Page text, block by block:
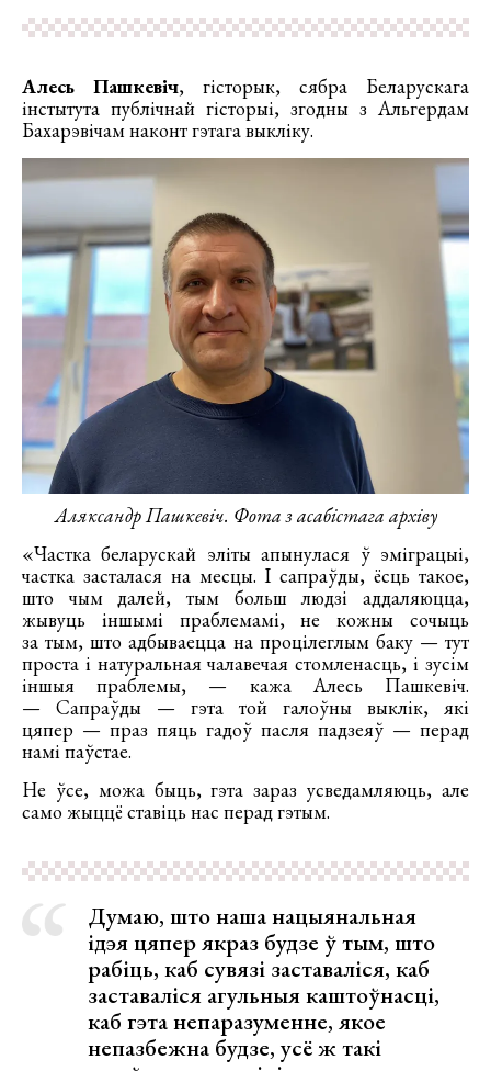
Алесь Пашкевіч, гісторык, сябра Беларускага
інстытута публічнай гісторыі, згодны з Альгердам
Бахарэвічам наконт гэтага выкліку.
Аляксандр Пашкевіч. Фота з асабістага архіву
«Частка беларускай эліты апынулася ў эміграцыі,
частка засталася на месцы. І сапраўды, ёсць такое,
што чым далей, тым больш людзі аддаляюцца,
жывуць іншымі праблемамі, не кожны сочыць
за тым, што адбываецца на процілеглым баку — тут
проста і натуральная чалавечая стомленасць, і зусім
іншыя праблемы, — кажа Алесь Пашкевіч.
— Сапраўды — гэта той галоўны выклік, які
цяпер — праз пяць гадоў пасля падзеяў — перад
намі паўстае.
Не ўсе, можа быць, гэта зараз усведамляюць, але
само жыццё ставіць нас перад гэтым.
Думаю, што наша нацыянальная
ідэя цяпер якраз будзе ў тым, што
рабіць, каб сувязі заставаліся, каб
заставаліся агульныя каштоўнасці,
каб гэта непаразуменне, якое
непазбежна будзе, усё ж такі